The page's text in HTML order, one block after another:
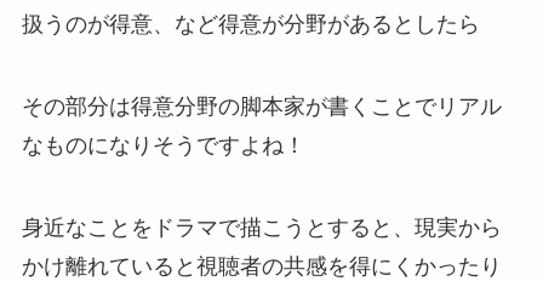
扱うのが得意、など得意が分野があるとしたら
その部分は得意分野の脚本家が書くことでリアル
なものになりそうですよね！
身近なことをドラマで描こうとすると、現実から
かけ離れていると視聴者の共感を得にくかったり